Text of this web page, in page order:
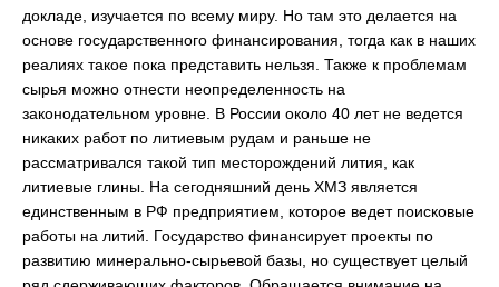
докладе, изучается по всему миру. Но там это делается на
основе государственного финансирования, тогда как в наших
реалиях такое пока представить нельзя. Также к проблемам
сырья можно отнести неопределенность на
законодательном уровне. В России около 40 лет не ведется
никаких работ по литиевым рудам и раньше не
рассматривался такой тип месторождений лития, как
литиевые глины. На сегодняшний день ХМЗ является
единственным в РФ предприятием, которое ведет поисковые
работы на литий. Государство финансирует проекты по
развитию минерально-сырьевой базы, но существует целый